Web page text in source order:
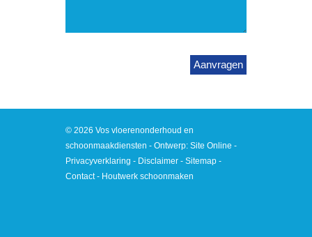
© 2026 Vos vloerenonderhoud en
schoonmaakdiensten - Ontwerp: Site Online -
Privacyverklaring - Disclaimer - Sitemap -
Contact- Houtwerk schoonmaken